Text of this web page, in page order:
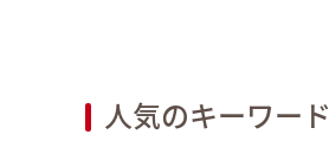
人気のキーワード